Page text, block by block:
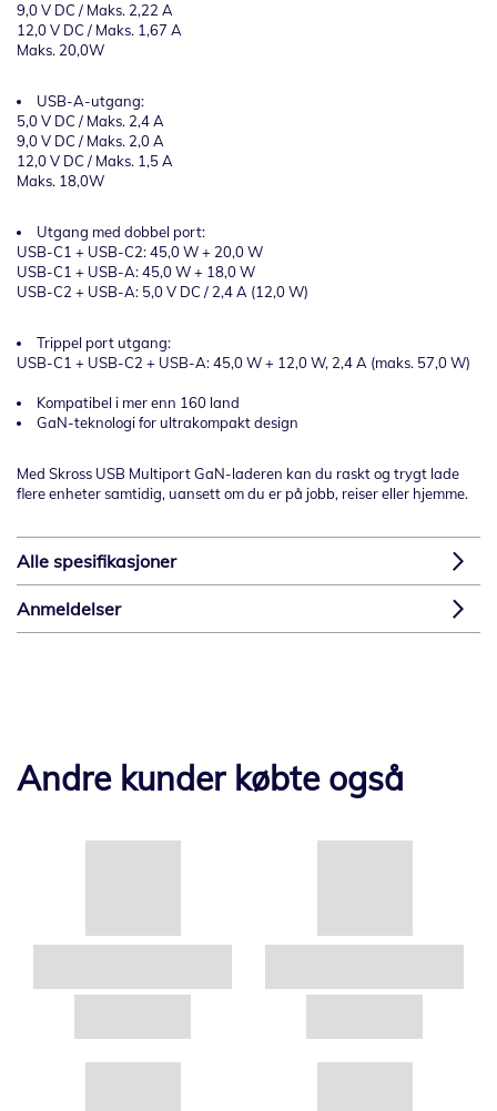
9,0 V DC / Maks. 2,22 A
12,0 V DC / Maks. 1,67 A
Maks. 20,0W
USB-A-utgang:
5,0 V DC / Maks. 2,4 A
9,0 V DC / Maks. 2,0 A
12,0 V DC / Maks. 1,5 A
Maks. 18,0W
Utgang med dobbel port:
USB-C1 + USB-C2: 45,0 W + 20,0 W
USB-C1 + USB-A: 45,0 W + 18,0 W
USB-C2 + USB-A: 5,0 V DC / 2,4 A (12,0 W)
Trippel port utgang:
USB-C1 + USB-C2 + USB-A: 45,0 W + 12,0 W, 2,4 A (maks. 57,0 W)
Kompatibel i mer enn 160 land
GaN-teknologi for ultrakompakt design
Med Skross USB Multiport GaN-laderen kan du raskt og trygt lade
flere enheter samtidig, uansett om du er på jobb, reiser eller hjemme.
Alle spesifikasjoner
Anmeldelser
Andre kunder købte også